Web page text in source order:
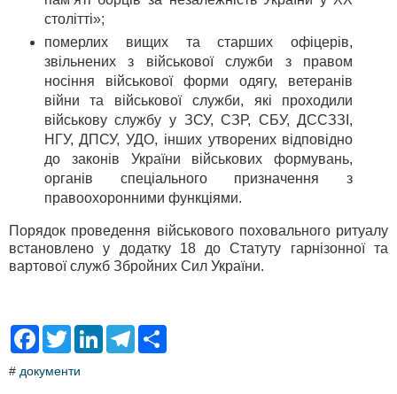
столітті»;
померлих вищих та старших офіцерів,
звільнених з військової служби з правом
носіння військової форми одягу, ветеранів
війни та військової служби, які проходили
військову службу у ЗСУ, СЗР, СБУ, ДССЗЗІ,
НГУ, ДПСУ, УДО, інших утворених відповідно
до законів України військових формувань,
органів спеціального призначення з
правоохоронними функціями.
Порядок проведення військового поховального ритуалу
встановлено у додатку 18 до Статуту гарнізонної та
вартової служб Збройних Сил України.
F
e
T
t
L
T
# документи